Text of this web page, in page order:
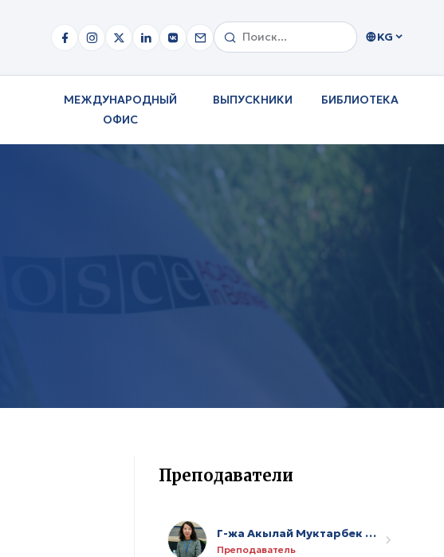
KG
МЕЖДУНАРОДНЫЙ
ОФИС
ВЫПУСКНИКИ БИБЛИОТЕКА
Преподаватели
Г-жа Акылай Муктарбек кызы
Преподаватель